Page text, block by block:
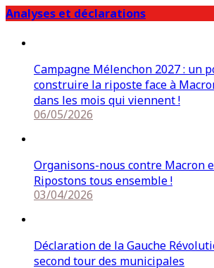
Analyses et déclarations
Campagne Mélenchon 2027 : un
construire la riposte face à
dans les mois qui viennent !
06/05/2026
Organisons-nous contre Macron
Ripostons tous ensemble !
03/04/2026
Déclaration de la Gauche
second tour des municipales